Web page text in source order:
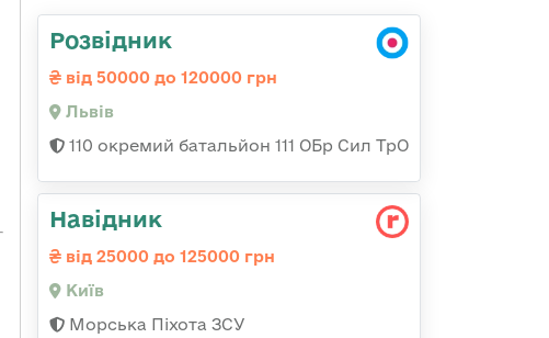
Розвідник
від 50000 до 120000 грн
Львів
110 окремий батальйон 111 ОБр Сил ТрО
Навідник
від 25000 до 125000 грн
Київ
Морська Піхота ЗСУ